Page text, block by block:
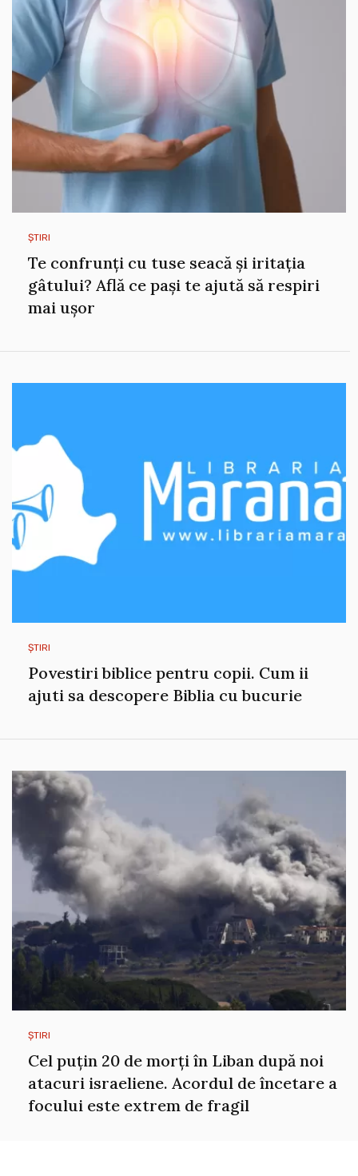
ȘTIRI
Te confrunți cu tuse seacă și iritația
gâtului? Află ce pași te ajută să respiri
mai ușor
ȘTIRI
Povestiri biblice pentru copii. Cum ii
ajuti sa descopere Biblia cu bucurie
ȘTIRI
Cel puțin 20 de morți în Liban după noi
atacuri israeliene. Acordul de încetare a
focului este extrem de fragil